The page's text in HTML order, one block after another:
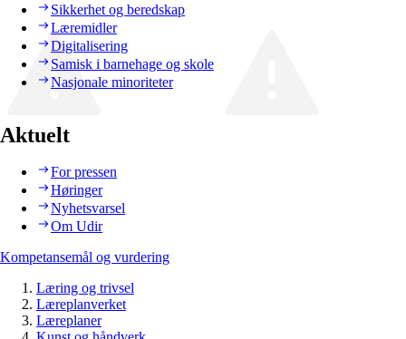
Sikkerhet og beredskap
Læremidler
Digitalisering
Samisk i barnehage og skole
Nasjonale minoriteter
Aktuelt
For pressen
Høringer
Nyhetsvarsel
Om Udir
Kompetansemål og vurdering
Læring og trivsel
Læreplanverket
Læreplaner